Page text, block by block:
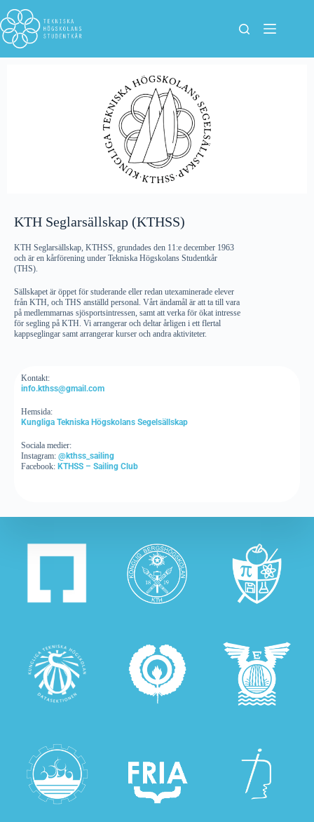
KTH Seglarsällskap (KTHSS)
KTH Seglarsällskap, KTHSS, grundades den 11:e december 1963
och är en kårförening under Tekniska Högskolans Studentkår
(THS).
Sällskapet är öppet för studerande eller redan utexaminerade elever
från KTH, och THS anställd personal. Vårt ändamål är att ta till vara
på medlemmarnas sjösportsintressen, samt att verka för ökat intresse
för segling på KTH. Vi arrangerar och deltar årligen i ett flertal
kappseglingar samt arrangerar kurser och andra aktiviteter.
Kontakt:
info.kthss@gmail.com
Hemsida:
Kungliga Tekniska Högskolans Segelsällskap
Sociala medier:
Instagram: @kthss_sailing
Facebook: KTHSS – Sailing Club